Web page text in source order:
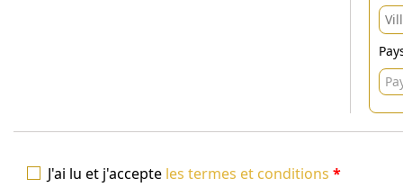
J'ai lu et j'accepte les termes et conditions *